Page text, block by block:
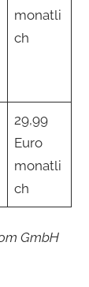
monatli
ch
29,99
Euro
monatli
ch
GmbH